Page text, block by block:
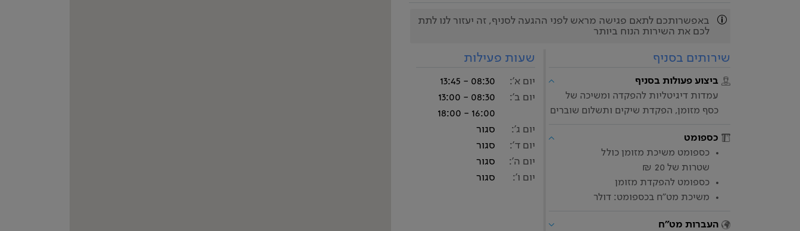
באפשרותכם לתאם פגישה מראש לפני ההגעה לסניף, זה יעזור לנו לתת
לכם את השירות הנוח ביותר
שירותים בסניף
ביצוע פעולות בסניף
עמדות דיגיטליות להפקדה ומשיכה של
כסף מזומן, הפקדת שיקים ותשלום שוברים
כספומט
כספומט משיכת מזומן כולל
שטרות של 20 ₪
כספומט להפקדת מזומן
משיכת מט"ח בכספומט: דולר
העברות מט"ח
שעות פעילות
יום א':
08:30 - 13:45
יום ב':
08:30 - 13:00
16:00 - 18:00
יום ג':
סגור
יום ד':
סגור
יום ה':
סגור
יום ו':
סגור